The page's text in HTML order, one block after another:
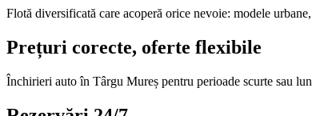
Flotă diversificată care acoperă orice nevoie: modele
Prețuri corecte, oferte flexibile
Închirieri auto în Târgu Mureș pentru perioade scurte sau